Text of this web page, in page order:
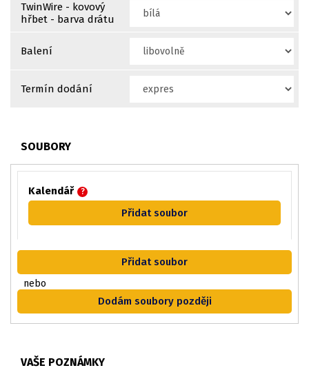
TwinWire - kovový
hřbet - barva drátu
Balení
Termín dodání
VAŠE POZNÁMKY
SOUBORY
Kalendář ?
Přidat soubor
Přidat soubor
nebo
Dodám soubory později